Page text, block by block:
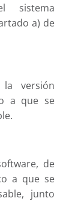
sistema
a) de
versión
a que se
de
a que se
junto